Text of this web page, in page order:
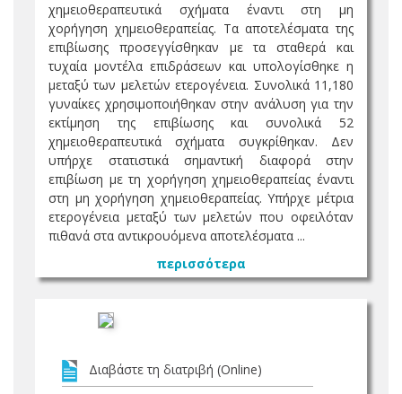
χημειοθεραπευτικά σχήματα έναντι στη μη
χορήγηση χημειοθεραπείας. Τα αποτελέσματα της
επιβίωσης προσεγγίσθηκαν με τα σταθερά και
τυχαία μοντέλα επιδράσεων και υπολογίσθηκε η
μεταξύ των μελετών ετερογένεια. Συνολικά 11,180
γυναίκες χρησιμοποιήθηκαν στην ανάλυση για την
εκτίμηση της επιβίωσης και συνολικά 52
χημειοθεραπευτικά σχήματα συγκρίθηκαν. Δεν
υπήρχε στατιστικά σημαντική διαφορά στην
επιβίωση με τη χορήγηση χημειοθεραπείας έναντι
στη μη χορήγηση χημειοθεραπείας. Υπήρχε μέτρια
ετερογένεια μεταξύ των μελετών που οφειλόταν
πιθανά στα αντικρουόμενα αποτελέσματα ...
περισσότερα
Διαβάστε τη διατριβή (Online)